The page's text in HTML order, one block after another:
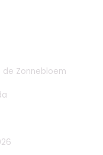
de Zonnebloem